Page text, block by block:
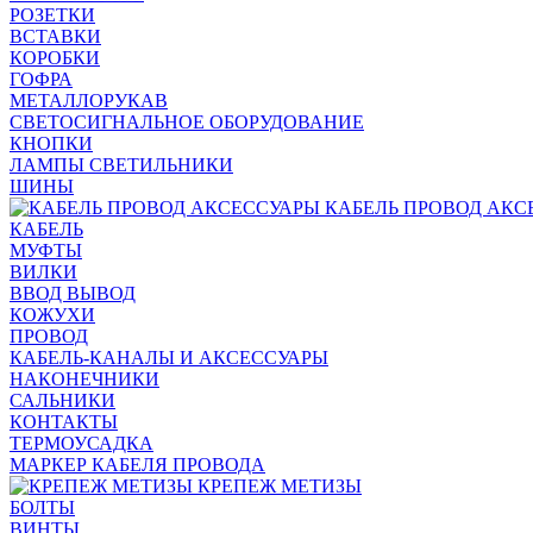
РОЗЕТКИ
ВСТАВКИ
КОРОБКИ
ГОФРА
МЕТАЛЛОРУКАВ
СВЕТОСИГНАЛЬНОЕ ОБОРУДОВАНИЕ
КНОПКИ
ЛАМПЫ СВЕТИЛЬНИКИ
ШИНЫ
КАБЕЛЬ ПРОВОД
КАБЕЛЬ
МУФТЫ
ВИЛКИ
ВВОД ВЫВОД
КОЖУХИ
ПРОВОД
КАБЕЛЬ-КАНАЛЫ И АКСЕССУАРЫ
НАКОНЕЧНИКИ
САЛЬНИКИ
КОНТАКТЫ
ТЕРМОУСАДКА
МАРКЕР КАБЕЛЯ ПРОВОДА
КРЕПЕЖ МЕТИЗЫ
БОЛТЫ
ВИНТЫ